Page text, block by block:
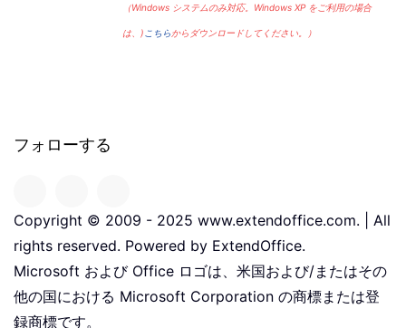
（Windows システムのみ対応。Windows XP をご利用の場合
は、) こちらからダウンロードしてください。）
フォローする
Copyright © 2009 - 2025 www.extendoffice.com. | All
rights reserved. Powered by ExtendOffice.
Microsoft および Office ロゴは、米国および/またはその
他の国における Microsoft Corporation の商標または登
録商標です。